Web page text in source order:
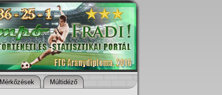
Mérkőzések Múltidéző